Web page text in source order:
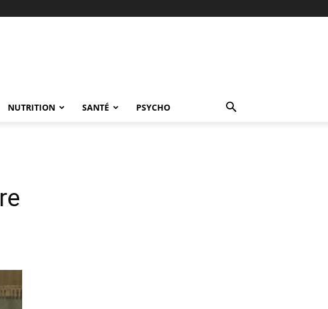
NUTRITION SANTÉ PSYCHO